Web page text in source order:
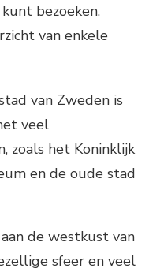
bezoeken.
van enkele
van Zweden is
veel
zoals het Koninklijk
en de oude stad
de westkust van
sfeer en veel